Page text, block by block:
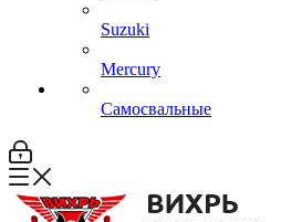
Suzuki
Mercury
Самосвальные